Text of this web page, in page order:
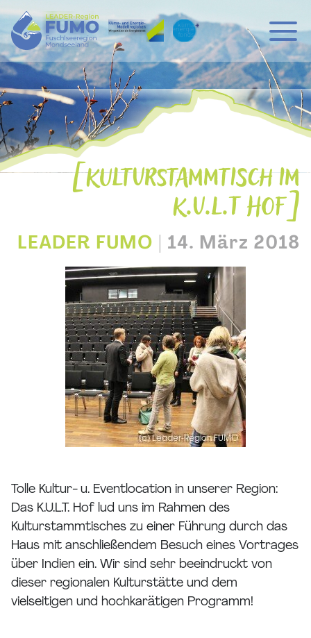
Hauptnavigation
Zum Inhalt
KULTURSTAMMTISCH IM
K.U.L.T HOF
LEADER FUMO 14. März 2018
Tolle Kultur- u. Eventlocation in unserer Region:
Das K.U.L.T. Hof lud uns im Rahmen des
Kulturstammtisches zu einer Führung durch das
Haus mit anschließendem Besuch eines Vortrages
über Indien ein. Wir sind sehr beeindruckt von
dieser regionalen Kulturstätte und dem
vielseitigen und hochkarätigen Programm!